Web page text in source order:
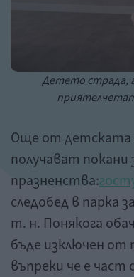
Детето страда,
Още от детската
получават покани
празненства:
следобед в парка
т. н. Понякога
бъде изключен от
въпреки че е